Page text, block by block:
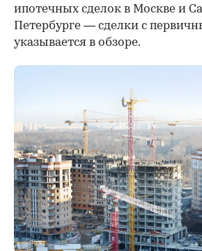
ипотечных сделок в Москве и
Петербурге — сделки с
указывается в обзоре.